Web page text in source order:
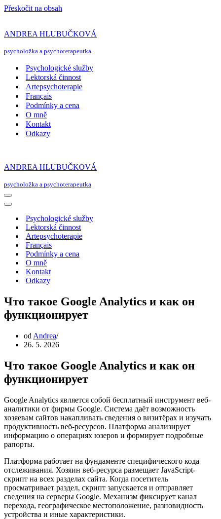
Přeskočit na obsah
ANDREA HLUBUČKOVÁ
psycholožka a psychoterapeutka
Psychologické služby
Lektorská činnost
Artepsychoterapie
Français
Podmínky a cena
O mně
Kontakt
Odkazy
ANDREA HLUBUČKOVÁ
psycholožka a psychoterapeutka
Navigační
menu
Navigační
Psychologické služby
Lektorská činnost
Artepsychoterapie
Français
Podmínky a cena
O mně
Kontakt
Odkazy
Что такое Google Analytics и как он
функционирует
od Andrea
26. 5. 2026
Что такое Google Analytics и как он
функционирует
Google Analytics является собой бесплатный инструмент веб-
аналитики от фирмы Google. Система даёт возможность
хозяевам сайтов накапливать сведения о визитёрах и изучать
продуктивность веб-ресурсов. Платформа анализирует
информацию о операциях юзеров и формирует подробные
рапорты.
Платформа работает на фундаменте специфического кода
отслеживания. Хозяин веб-ресурса размещает JavaScript-
скрипт на всех разделах сайта. Когда посетитель
просматривает раздел, скрипт запускается и отправляет
сведения на серверы Google. Механизм фиксирует канал
перехода, географическое местоположение, разновидность
устройства и иные характеристики.